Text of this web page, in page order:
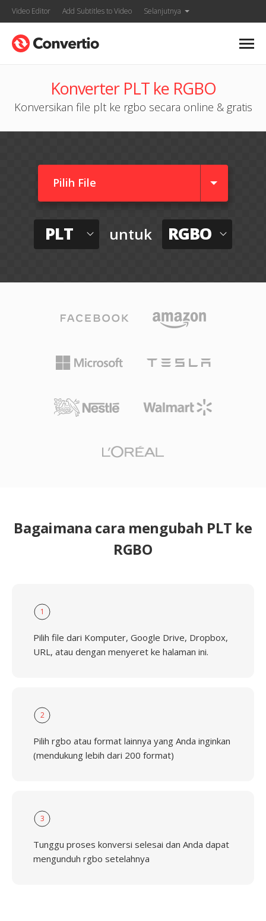
Video Editor Add Subtitles to Video Selanjutnya
Konverter PLT ke RGBO
Konversikan file plt ke rgbo secara online & gratis
Pilih File
PLT untuk RGBO
Bagaimana cara mengubah PLT ke
RGBO
1
Pilih file dari Komputer, Google Drive, Dropbox,
URL, atau dengan menyeret ke halaman ini.
2
Pilih rgbo atau format lainnya yang Anda inginkan
(mendukung lebih dari 200 format)
3
Tunggu proses konversi selesai dan Anda dapat
mengunduh rgbo setelahnya